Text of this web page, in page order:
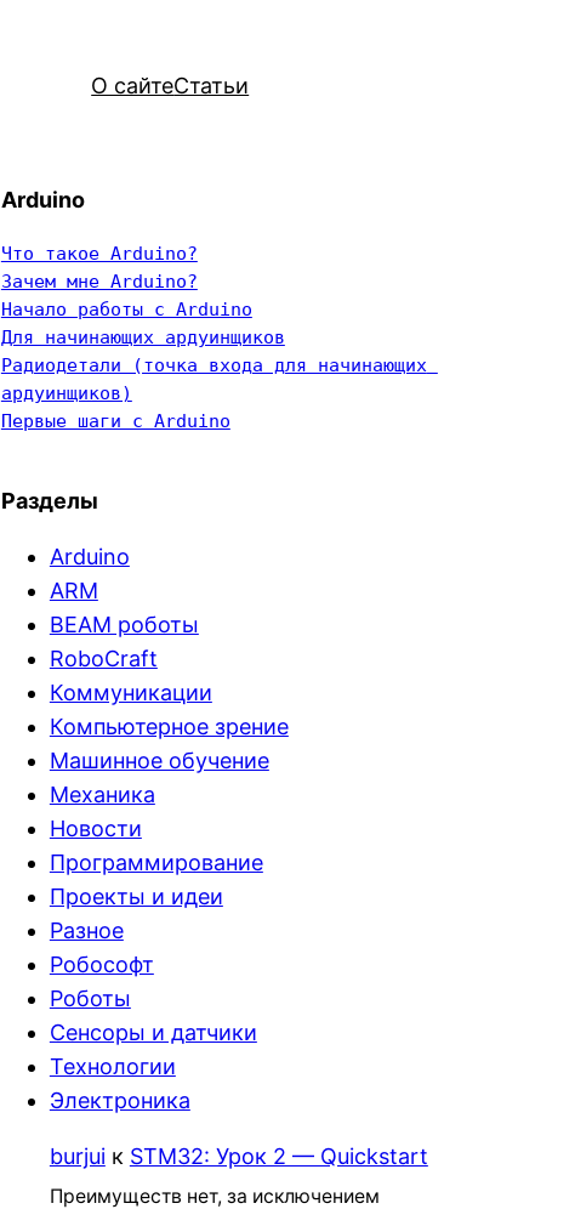
О сайтеСтатьи
Arduino
Что такое Arduino?
Зачем мне Arduino?
Начало работы с Arduino
Для начинающих ардуинщиков
Радиодетали (точка входа для начинающих
ардуинщиков)
Первые шаги с Arduino
Разделы
Arduino
ARM
BEAM роботы
RoboCraft
Коммуникации
Компьютерное зрение
Машинное обучение
Механика
Новости
Программирование
Проекты и идеи
Разное
Робософт
Роботы
Сенсоры и датчики
Технологии
Электроника
burjuiк STM32: Урок 2 — Quickstart
Преимуществ нет, за исключением